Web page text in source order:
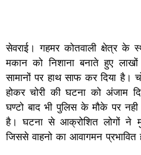
सेवराई। गहमर कोतवाली क्षेत्र के
मकान को निशाना बनाते हुए
सामानों पर हाथ साफ कर दिया है।
होकर चोरी की घटना को अंजाम
घण्टो बाद भी पुलिस के मौके पर
है। घटना से आक्रोशित लोगों ने
जिससे वाहनो का आवागमन प्रभावित